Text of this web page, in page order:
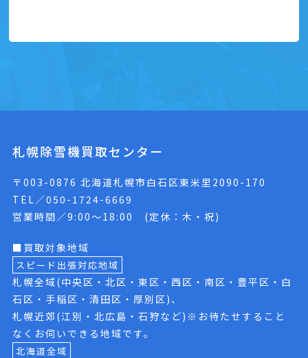
札幌除雪機買取センター
〒003-0876 北海道札幌市白石区東米里2090-170
TEL／050-1724-6669
営業時間／9:00〜18:00 (定休：木・祝)
■買取対象地域
スピード出張対応地域
札幌全域(中央区・北区・東区・西区・南区・豊平区・白
石区・手稲区・清田区・厚別区)、
札幌近郊(江別・北広島・石狩など)※お待たせすること
なくお伺いできる地域です。
北海道全域